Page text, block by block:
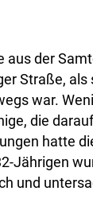
aus der
Straße,
war.
die
hatte
Jährigen
und